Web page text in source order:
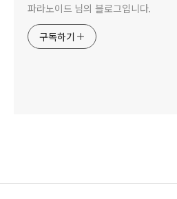
파라노이드 님의 블로그입니다.
구독하기